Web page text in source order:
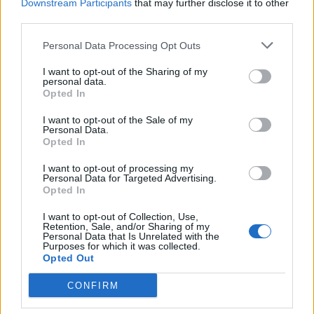
Downstream Participants that may further disclose it to other
Personal Data Processing Opt Outs
I want to opt-out of the Sharing of my
personal data.
Opted In
I want to opt-out of the Sale of my
Personal Data.
Opted In
I want to opt-out of processing my
Personal Data for Targeted Advertising.
Opted In
I want to opt-out of Collection, Use,
Retention, Sale, and/or Sharing of my
Personal Data that Is Unrelated with the
Purposes for which it was collected.
Opted Out
CONFIRM
Δείτε επίσης
Το Disney δίνει teaser για το documentary
“Don’t Look Back in Anger” των Oasis
07.07.26